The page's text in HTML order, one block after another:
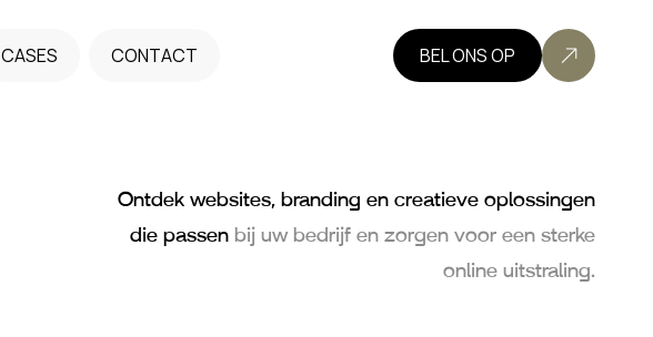
CASES CONTACT BEL ONS OP
Ontdek websites, branding en creatieve oplossingen
die passen bij uw bedrijf en zorgen voor een sterke
online uitstraling.